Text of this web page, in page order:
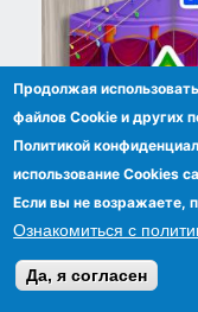
Продолжая
файлов Сookie и других
Политикой
использование Cookies
Если вы не возражаете,
Ознакомиться с
Да, я согласен